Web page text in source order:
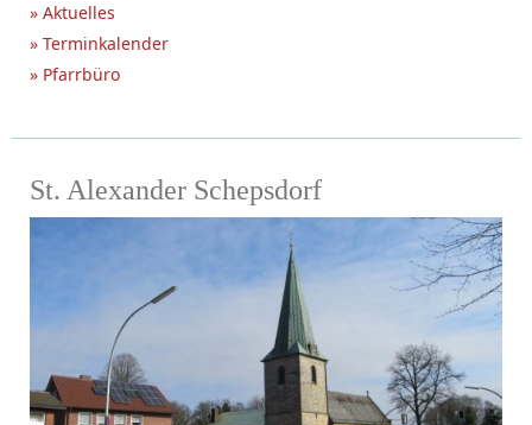
» Aktuelles
» Terminkalender
» Pfarrbüro
St. Alexander Schepsdorf